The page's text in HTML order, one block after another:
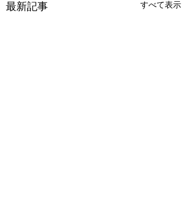
最新記事 すべて表示